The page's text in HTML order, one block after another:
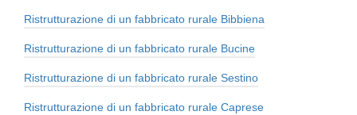
Ristrutturazione di un fabbricato rurale Bibbiena
Ristrutturazione di un fabbricato rurale Bucine
Ristrutturazione di un fabbricato rurale Sestino
Ristrutturazione di un fabbricato rurale Caprese